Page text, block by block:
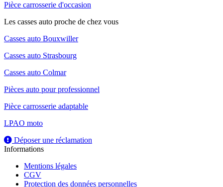
Pièce carrosserie d'occasion
Les casses auto proche de chez vous
Casses auto Bouxwiller
Casses auto Strasbourg
Casses auto Colmar
Pièces auto pour professionnel
Pièce carrosserie adaptable
LPAO moto
Déposer une réclamation
Informations
Mentions légales
CGV
Protection des données personnelles